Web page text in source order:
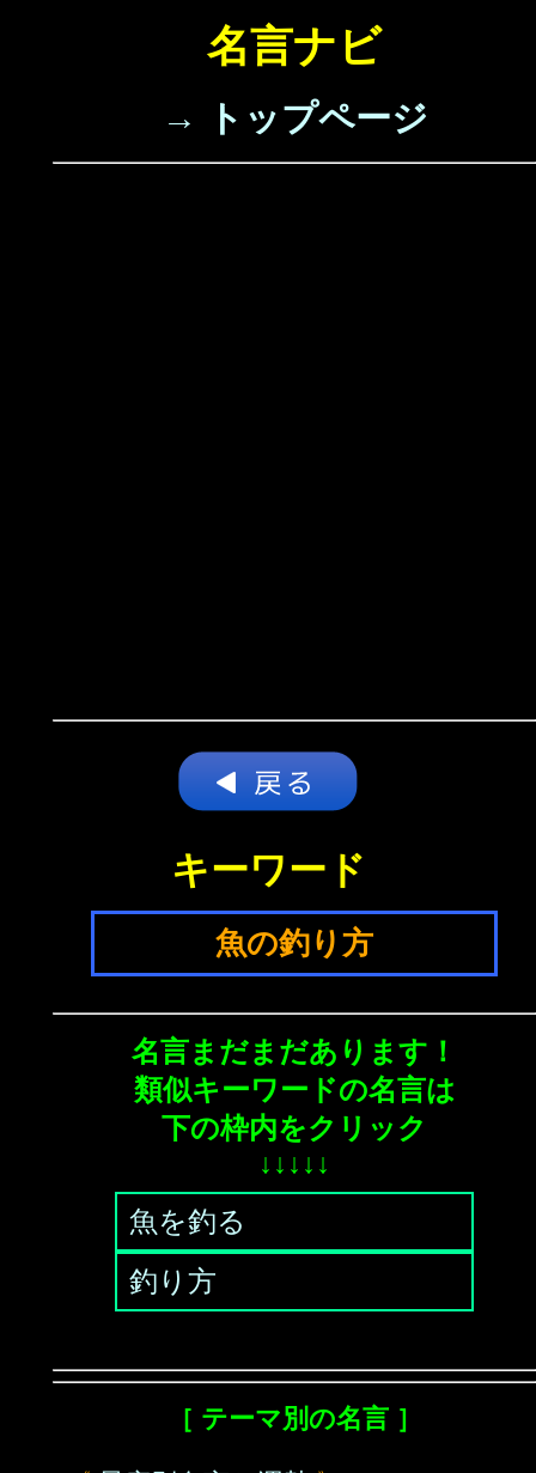
名言ナビ
→ トップページ
キーワード
魚の釣り方
名言まだまだあります！
類似キーワードの名言は
下の枠内をクリック
↓↓↓↓↓
魚を釣る
釣り方
［ テーマ別の名言 ］